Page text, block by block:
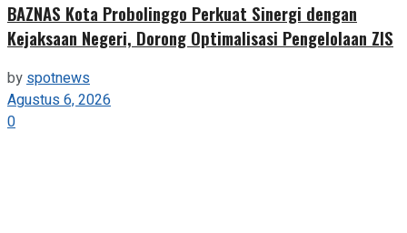
BAZNAS Kota Probolinggo Perkuat Sinergi dengan
Kejaksaan Negeri, Dorong Optimalisasi Pengelolaan ZIS
by spotnews
Agustus 6, 2026
0